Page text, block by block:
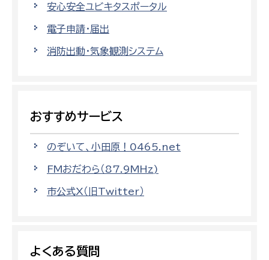
安心安全ユビキタスポータル
電子申請・届出
消防出動・気象観測システム
おすすめサービス
のぞいて、小田原！0465.net
FMおだわら（87.9MHz)
市公式X（旧Twitter）
よくある質問